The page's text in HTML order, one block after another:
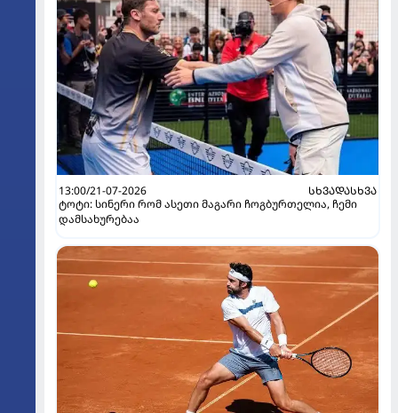
13:00/21-07-2026
ᲡᲮᲕᲐᲓᲐᲡᲮᲕᲐ
ტოტი: სინერი რომ ასეთი მაგარი ჩოგბურთელია, ჩემი
დამსახურებაა